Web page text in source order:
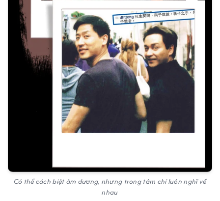
Có thể cách biệt âm dương, nhưng trong tâm chí luôn nghĩ về
nhau